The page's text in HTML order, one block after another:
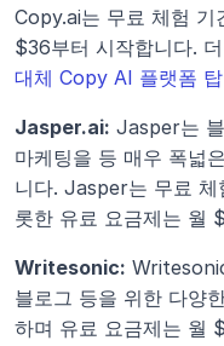
Copy.ai는 무료 체험 기
$36부터 시작합니다.
대체 Copy AI 플랫폼
Jasper.ai: Jasper는
마케팅을 등 매우 폭넓
니다. Jasper는 무료 체
롯한 유료 요금제는 월
Writesonic:
블로그 등을 위한 다양
하며 유료 요금제는 월